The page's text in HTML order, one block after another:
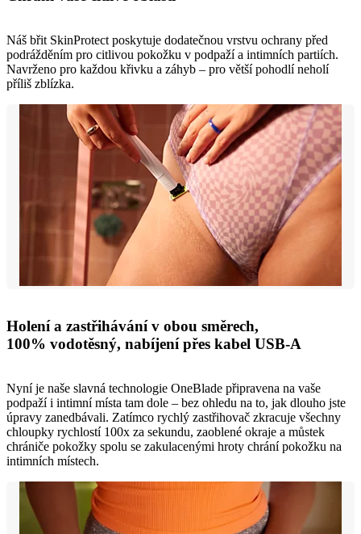
Náš břit SkinProtect poskytuje dodatečnou vrstvu ochrany před
podrážděním pro citlivou pokožku v podpaží a intimních partiích.
Navrženo pro každou křivku a záhyb – pro větší pohodlí neholí
příliš zblízka.
Holení a zastřihávání v obou směrech,
100% vodotěsný, nabíjení přes kabel USB-A
Nyní je naše slavná technologie OneBlade připravena na vaše
podpaží i intimní místa tam dole – bez ohledu na to, jak dlouho jste
úpravy zanedbávali. Zatímco rychlý zastřihovač zkracuje všechny
chloupky rychlostí 100x za sekundu, zaoblené okraje a můstek
chrániče pokožky spolu se zakulacenými hroty chrání pokožku na
intimních místech.